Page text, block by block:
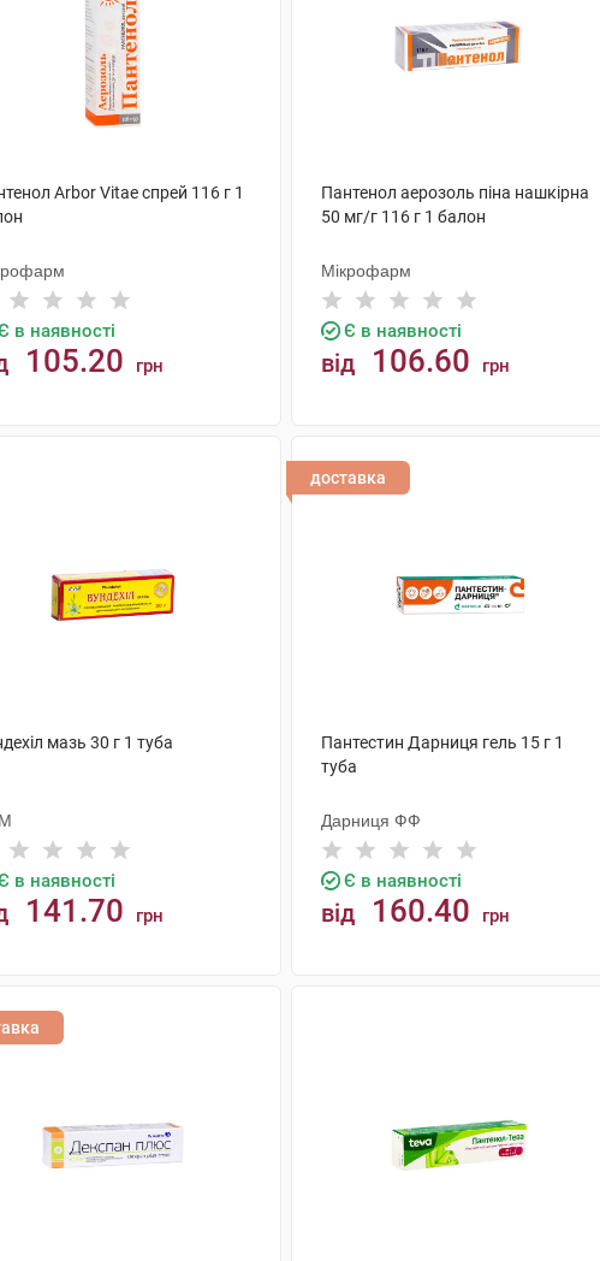
Arbor Vitae спрей 116 г 1
в наявності
105.20 грн
Пантенол аерозоль піна нашкірна
50 мг/г 116 г 1 балон
Мікрофарм
Є в наявності
від 106.60 грн
мазь 30 г 1 туба
в наявності
141.70 грн
доставка
Пантестин Дарниця гель 15 г 1
туба
Дарниця ФФ
Є в наявності
від 160.40 грн